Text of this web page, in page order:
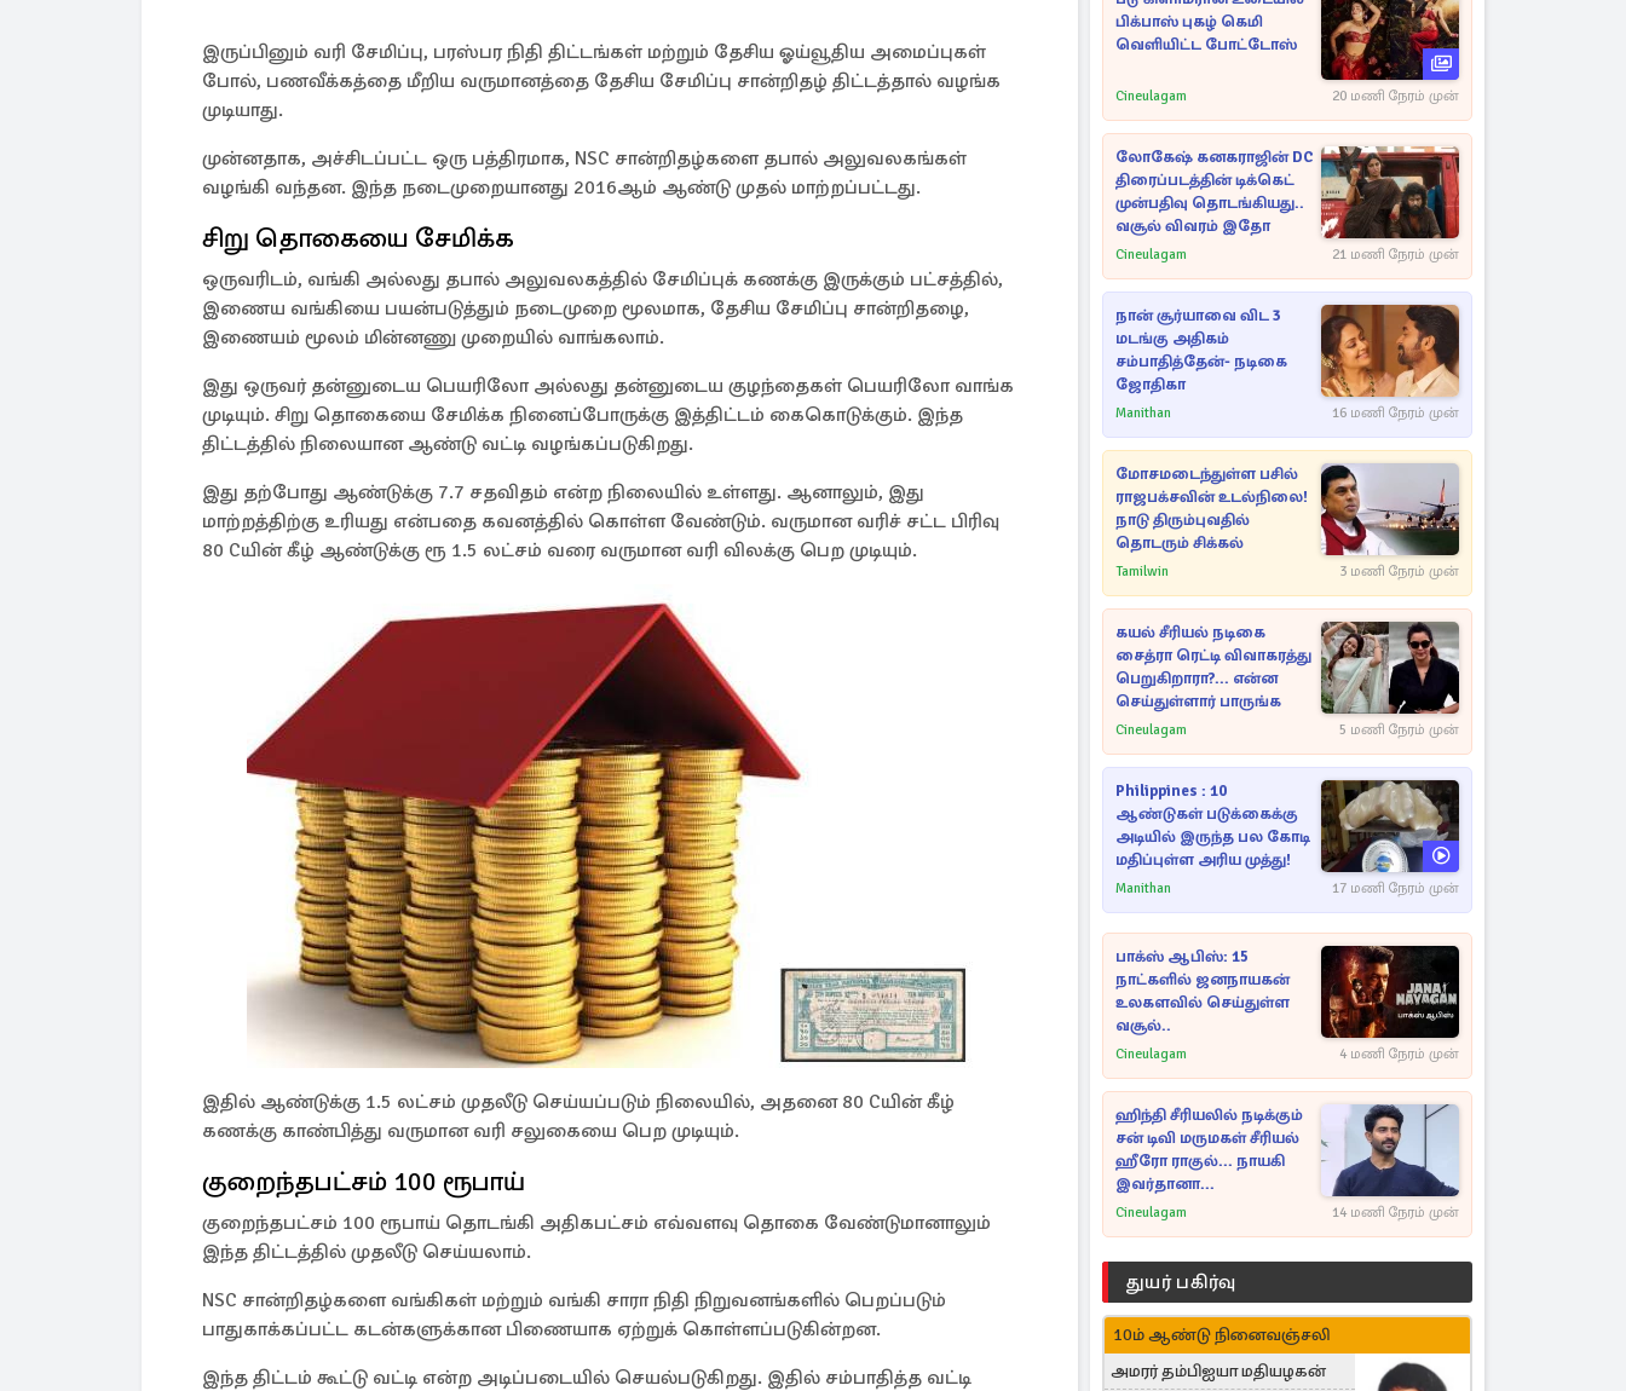
இருப்பினும் வரி சேமிப்பு, பரஸ்பர நிதி திட்டங்கள் மற்றும் தேசிய ஓய்வூதிய அமைப்புகள்
போல், பணவீக்கத்தை மீறிய வருமானத்தை தேசிய சேமிப்பு சான்றிதழ் திட்டத்தால் வழங்க
முடியாது.
முன்னதாக, அச்சிடப்பட்ட ஒரு பத்திரமாக, NSC சான்றிதழ்களை தபால் அலுவலகங்கள்
வழங்கி வந்தன. இந்த நடைமுறையானது 2016ஆம் ஆண்டு முதல் மாற்றப்பட்டது.
சிறு தொகையை சேமிக்க
ஒருவரிடம், வங்கி அல்லது தபால் அலுவலகத்தில் சேமிப்புக் கணக்கு இருக்கும் பட்சத்தில்,
இணைய வங்கியை பயன்படுத்தும் நடைமுறை மூலமாக, தேசிய சேமிப்பு சான்றிதழை,
இணையம் மூலம் மின்னணு முறையில் வாங்கலாம்.
இது ஒருவர் தன்னுடைய பெயரிலோ அல்லது தன்னுடைய குழந்தைகள் பெயரிலோ வாங்க
முடியும். சிறு தொகையை சேமிக்க நினைப்போருக்கு இத்திட்டம் கைகொடுக்கும். இந்த
திட்டத்தில் நிலையான ஆண்டு வட்டி வழங்கப்படுகிறது.
இது தற்போது ஆண்டுக்கு 7.7 சதவிதம் என்ற நிலையில் உள்ளது. ஆனாலும், இது
மாற்றத்திற்கு உரியது என்பதை கவனத்தில் கொள்ள வேண்டும். வருமான வரிச் சட்ட பிரிவு
80 Cயின் கீழ் ஆண்டுக்கு ரூ 1.5 லட்சம் வரை வருமான வரி விலக்கு பெற முடியும்.
இதில் ஆண்டுக்கு 1.5 லட்சம் முதலீடு செய்யப்படும் நிலையில், அதனை 80 Cயின் கீழ்
கணக்கு காண்பித்து வருமான வரி சலுகையை பெற முடியும்.
குறைந்தபட்சம் 100 ரூபாய்
குறைந்தபட்சம் 100 ரூபாய் தொடங்கி அதிகபட்சம் எவ்வளவு தொகை வேண்டுமானாலும்
இந்த திட்டத்தில் முதலீடு செய்யலாம்.
NSC சான்றிதழ்களை வங்கிகள் மற்றும் வங்கி சாரா நிதி நிறுவனங்களில் பெறப்படும்
பாதுகாக்கப்பட்ட கடன்களுக்கான பிணையாக ஏற்றுக் கொள்ளப்படுகின்றன.
இந்த திட்டம் கூட்டு வட்டி என்ற அடிப்படையில் செயல்படுகிறது. இதில் சம்பாதித்த வட்டி
பிக்பாஸ் புகழ் கெமி
வெளியிட்ட போட்டோஸ்
Cineulagam 20 மணி நேரம் முன்
லோகேஷ் கனகராஜின் DC
திரைப்படத்தின் டிக்கெட்
முன்பதிவு தொடங்கியது..
வசூல் விவரம் இதோ
Cineulagam 21 மணி நேரம் முன்
நான் சூர்யாவை விட 3
மடங்கு அதிகம்
சம்பாதித்தேன்- நடிகை
ஜோதிகா
Manithan 16 மணி நேரம் முன்
மோசமடைந்துள்ள பசில்
ராஜபக்சவின் உடல்நிலை!
நாடு திரும்புவதில்
தொடரும் சிக்கல்
Tamilwin 3 மணி நேரம் முன்
கயல் சீரியல் நடிகை
சைத்ரா ரெட்டி விவாகரத்து
பெறுகிறாரா?... என்ன
செய்துள்ளார் பாருங்க
Cineulagam 5 மணி நேரம் முன்
Philippines : 10
ஆண்டுகள் படுக்கைக்கு
அடியில் இருந்த பல கோடி
மதிப்புள்ள அரிய முத்து!
Manithan 17 மணி நேரம் முன்
பாக்ஸ் ஆபிஸ்: 15
நாட்களில் ஜனநாயகன்
உலகளவில் செய்துள்ள
வசூல்..
Cineulagam 4 மணி நேரம் முன்
ஹிந்தி சீரியலில் நடிக்கும்
சன் டிவி மருமகள் சீரியல்
ஹீரோ ராகுல்... நாயகி
இவர்தானா...
Cineulagam 14 மணி நேரம் முன்
துயர் பகிர்வு
10ம் ஆண்டு நினைவஞ்சலி
அமரர் தம்பிஐயா மதியழகன்